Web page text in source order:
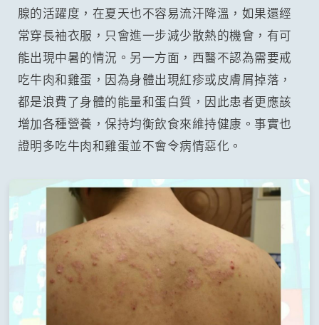
腺的活躍度，在夏天也不容易流汗降溫，如果還經
常穿長袖衣服，只會進一步減少散熱的機會，有可
能出現中暑的情況。另一方面，西醫不認為需要戒
吃牛肉和雞蛋，因為身體出現紅疹或皮膚屑掉落，
都是浪費了身體的能量和蛋白質，因此患者更應該
增加各種營養，保持均衡飲食來維持健康。事實也
證明多吃牛肉和雞蛋並不會令病情惡化。